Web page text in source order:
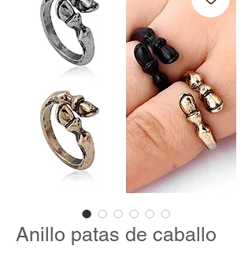
Anillo patas de caballo